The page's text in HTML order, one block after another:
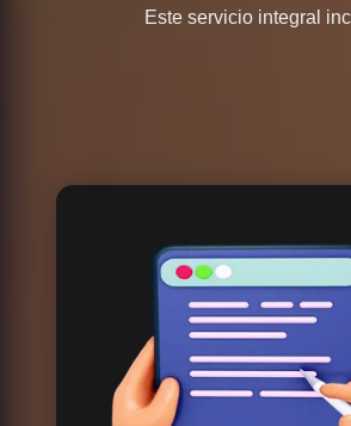
Este servicio integral